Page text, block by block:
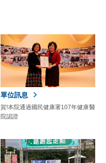
單位訊息
賀!本院通過國民健康署107年健康醫
院認證